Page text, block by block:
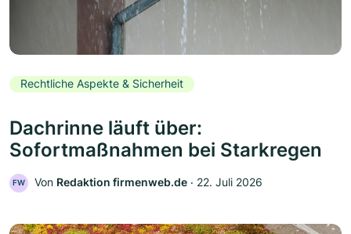
Rechtliche Aspekte & Sicherheit
Dachrinne läuft über:
Sofortmaßnahmen bei Starkregen
FW Von Redaktion firmenweb.de ‧ 22. Juli 2026